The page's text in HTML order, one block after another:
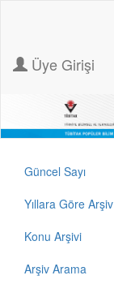
Üye Girişi
Güncel Sayı
Yıllara Göre Arşiv
Konu Arşivi
Arşiv Arama